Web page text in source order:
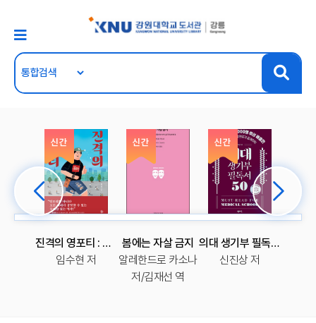
진격의 영포티 : 젊은 감각은 어쩌다 젊어 보이려는 안간힘이 되었을까?
임수현 저
봄에는 자살 금지
알레한드로 카소나
저/김재선 역
의대 생기부 필독서 50 : 의대 합격생만 1,000명 이상 배출한 의대 전문 컨설턴트가 공개하는
신진상 저